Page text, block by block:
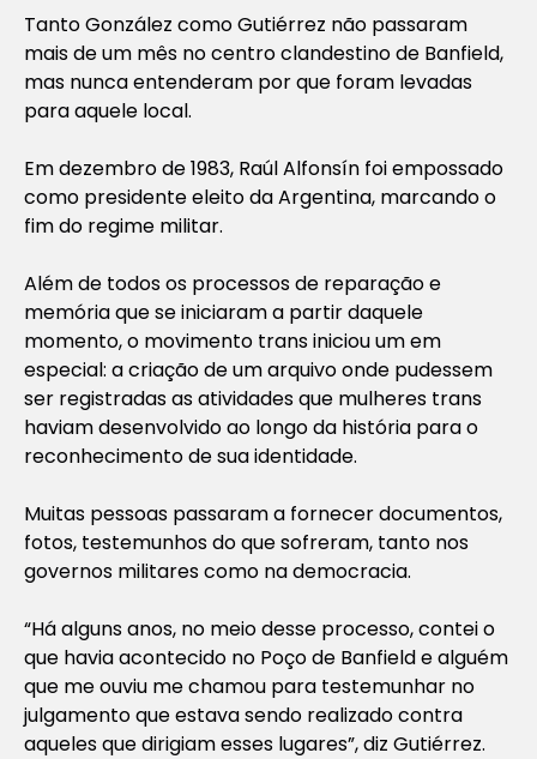
Tanto González como Gutiérrez não passaram
mais de um mês no centro clandestino de Banfield,
mas nunca entenderam por que foram levadas
para aquele local.
Em dezembro de 1983, Raúl Alfonsín foi empossado
como presidente eleito da Argentina, marcando o
fim do regime militar.
Além de todos os processos de reparação e
memória que se iniciaram a partir daquele
momento, o movimento trans iniciou um em
especial: a criação de um arquivo onde pudessem
ser registradas as atividades que mulheres trans
haviam desenvolvido ao longo da história para o
reconhecimento de sua identidade.
Muitas pessoas passaram a fornecer documentos,
fotos, testemunhos do que sofreram, tanto nos
governos militares como na democracia.
“Há alguns anos, no meio desse processo, contei o
que havia acontecido no Poço de Banfield e alguém
que me ouviu me chamou para testemunhar no
julgamento que estava sendo realizado contra
aqueles que dirigiam esses lugares”, diz Gutiérrez.